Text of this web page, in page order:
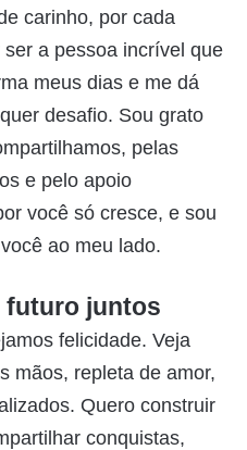
carinho, por cada
a pessoa incrível que
meus dias e me dá
desafio. Sou grato
pelas
e pelo apoio
você só cresce, e sou
ao meu lado.
futuro juntos
felicidade. Veja
mãos, repleta de amor,
Quero construir
conquistas,